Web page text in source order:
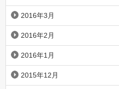
2016年3月
2016年2月
2016年1月
2015年12月